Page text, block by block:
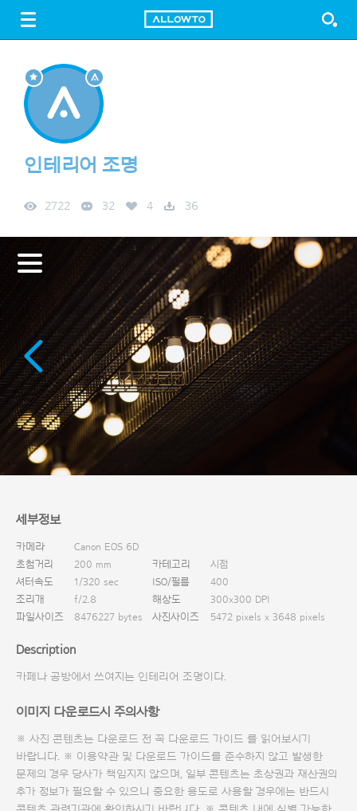
FREE DOWNLOAD
인테리어 조명
2722 32 4 36
세부정보
카메라
Canon EOS 6D
초첨거리
200 mm 카테고리
시점
셔터속도
1/320 sec ISO/필름
400
조리개
f/2.8 해상도
300x300 DPI
파일사이즈
8476227 bytes 사진사이즈 5472 pixels x 3648 pixels
Description
카페나 공방에서 쓰여지는 인테리어 조명이다.
이미지 다운로드시 주의사항
※ 사진 콘텐츠는 다운로드 전 꼭 다운로드 가이드 를 읽어보시기
바랍니다. ※ 이용약관 및 다운로드 가이드를 준수하지 않고 발생한
문제의 경우 당사가 책임지지 않으며, 일부 콘텐츠는 초상권과 재산권의
추가 정보가 필요할 수 있으니 중요한 용도로 사용할 경우에는 반드시